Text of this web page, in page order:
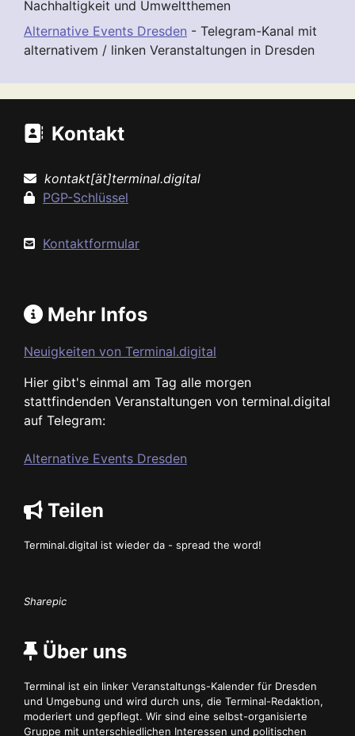
Nachhaltigkeit und Umweltthemen
Alternative Events Dresden - Telegram-Kanal mit
alternativem / linken Veranstaltungen in Dresden
Kontakt
kontakt[ät]terminal.digital
PGP-Schlüssel
Kontaktformular
Mehr Infos
Neuigkeiten von Terminal.digital
Hier gibt's einmal am Tag alle morgen
stattfindenden Veranstaltungen von terminal.digital
auf Telegram:
Alternative Events Dresden
Teilen
Terminal.digital ist wieder da - spread the word!
Sharepic
Über uns
Terminal ist ein linker Veranstaltungs-Kalender für Dresden
und Umgebung und wird durch uns, die Terminal-Redaktion,
moderiert und gepflegt. Wir sind eine selbst-organisierte
Gruppe mit unterschiedlichen Interessen und politischen